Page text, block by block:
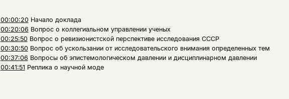
00:00:20 Начало доклада
00:20:06 Вопрос о коллегиальном управлении ученых
00:25:50 Вопрос о ревизионистской перспективе исследования СССР
00:30:50 Вопрос об ускользании от исследовательского внимания определенных тем
00:37:06 Вопросы об эпистемологическом давлении и дисциплинарном давлении
00:41:51 Реплика о научной моде